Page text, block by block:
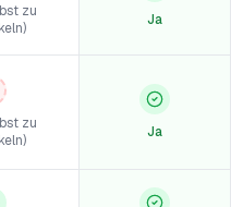
zu
Ja
zu
Ja